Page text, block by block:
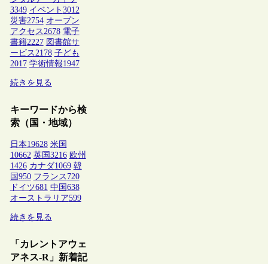
3349 イベント 3012
災害2754 オープン
アクセス 2678 電子
書籍2227 図書館サ
ービス 2178 子ども
2017 学術情報1947
続きを見る
キーワードから検
索（国・地域）
日本19628 米国
10662 英国 3216 欧州
1426 カナダ1069 韓
国 950 フランス 720
ドイツ681 中国 638
オーストラリア599
続きを見る
「カレントアウェ
アネス-R」新着記